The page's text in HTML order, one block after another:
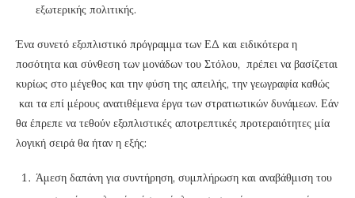
εξωτερικής πολιτικής.
Ένα συνετό εξοπλιστικό πρόγραμμα των ΕΔ και ειδικότερα η
ποσότητα και σύνθεση των μονάδων του Στόλου, πρέπει να βασίζεται
κυρίως στο μέγεθος και την φύση της απειλής, την γεωγραφία καθώς
και τα επί μέρους ανατιθέμενα έργα των στρατιωτικών δυνάμεων. Εάν
θα έπρεπε να τεθούν εξοπλιστικές αποτρεπτικές προτεραιότητες μία
λογική σειρά θα ήταν η εξής:
Άμεση δαπάνη για συντήρηση, συμπλήρωση και αναβάθμιση του